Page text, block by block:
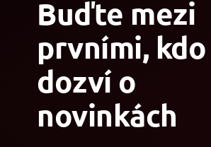
Buďte mezi
prvními, kdo
dozví o
novinkách